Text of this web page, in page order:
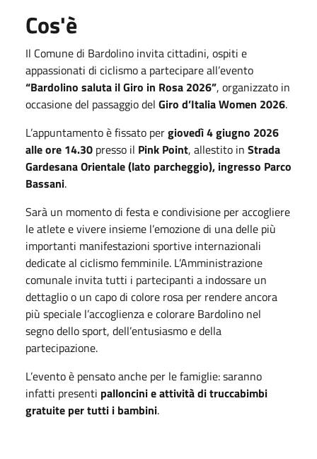
Cos'è
Il Comune di Bardolino invita cittadini, ospiti e
appassionati di ciclismo a partecipare all’evento
“Bardolino saluta il Giro in Rosa 2026”, organizzato in
occasione del passaggio del Giro d’Italia Women 2026.
L’appuntamento è fissato pergiovedì 4 giugno 2026
alle ore 14.30 presso il Pink Point, allestito in Strada
Gardesana Orientale (lato parcheggio), ingresso Parco
Bassani.
Sarà un momento di festa e condivisione per accogliere
le atlete e vivere insieme l’emozione di una delle più
importanti manifestazioni sportive internazionali
dedicate al ciclismo femminile. L’Amministrazione
comunale invita tutti i partecipanti a indossare un
dettaglio o un capo di colore rosa per rendere ancora
più speciale l’accoglienza e colorare Bardolino nel
segno dello sport, dell’entusiasmo e della
partecipazione.
L’evento è pensato anche per le famiglie: saranno
infatti presenti palloncini e attività di truccabimbi
gratuite per tutti i bambini.